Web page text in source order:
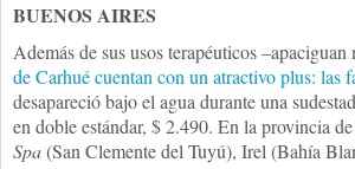
BUENOS AIRES
Además de sus usos terapéuticos
de Carhué cuentan con un atractivo plus: las
desapareció bajo el agua durante una
en doble estándar, $ 2.490. En la provincia
Spa(San Clemente del Tuyú), Irel (Bahía